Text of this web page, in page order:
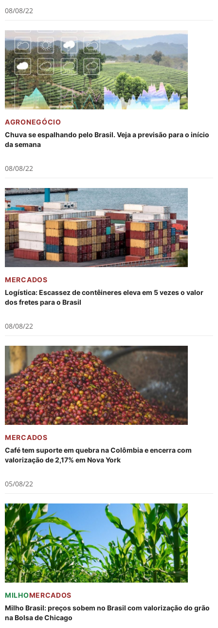
08/08/22
AGRONEGÓCIO
Chuva se espalhando pelo Brasil. Veja a previsão para o início
da semana
08/08/22
MERCADOS
Logística: Escassez de contêineres eleva em 5 vezes o valor
dos fretes para o Brasil
08/08/22
MERCADOS
Café tem suporte em quebra na Colômbia e encerra com
valorização de 2,17% em Nova York
05/08/22
MILHOMERCADOS
Milho Brasil: preços sobem no Brasil com valorização do grão
na Bolsa de Chicago